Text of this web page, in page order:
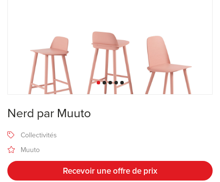
Nerd par Muuto
Collectivités
Muuto
Recevoir une offre de prix